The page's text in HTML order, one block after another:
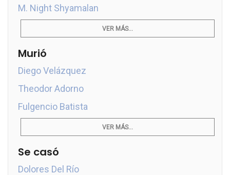
M. Night Shyamalan
VER MÁS...
Murió
Diego Velázquez
Theodor Adorno
Fulgencio Batista
VER MÁS...
Se casó
Dolores Del Río